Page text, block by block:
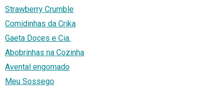
Strawberry Crumble
Comidinhas da Crika
Gaeta Doces e Cia.
Abobrinhas na Cozinha
Avental engomado
Meu Sossego